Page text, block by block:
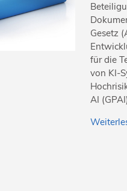
Gesetz
für die
von KI-
AI